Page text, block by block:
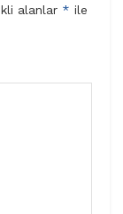
alanlar * ile